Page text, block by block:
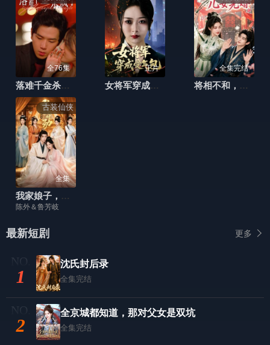
全76集
落难千金杀疯了
正片
女将军穿成受气包
全集完结
将相不和，儿女先婚
古装仙侠
全集
我家娘子，不对劲第四季
陈外＆鲁芳岐
最新短剧 更多
1
沈氏封后录
全集完结
2
全京城都知道，那对父女是双坑
全集完结